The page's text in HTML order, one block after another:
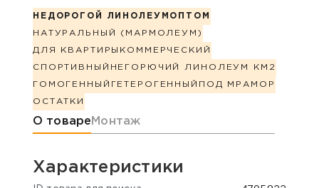
НЕДОРОГОЙ ЛИНОЛЕУМ ОПТОМ
НАТУРАЛЬНЫЙ (МАРМОЛЕУМ)
ДЛЯ КВАРТИРЫ КОММЕРЧЕСКИЙ
СПОРТИВНЫЙ НЕГОРЮЧИЙ ЛИНОЛЕУМ КМ2
ГОМОГЕННЫЙ ГЕТЕРОГЕННЫЙ ПОД МРАМОР
ОСТАТКИ
Информация о товаре
О товаре Монтаж
Характеристики